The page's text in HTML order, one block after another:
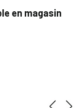
en magasin